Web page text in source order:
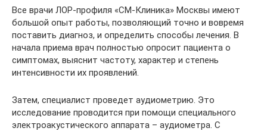
Все врачи ЛОР-профиля «СМ-Клиника» Москвы имеют
большой опыт работы, позволяющий точно и вовремя
поставить диагноз, и определить способы лечения. В
начала приема врач полностью опросит пациента о
симптомах, выяснит частоту, характер и степень
интенсивности их проявлений.
Затем, специалист проведет аудиометрию. Это
исследование проводится при помощи специального
электроакустического аппарата – аудиометра. С